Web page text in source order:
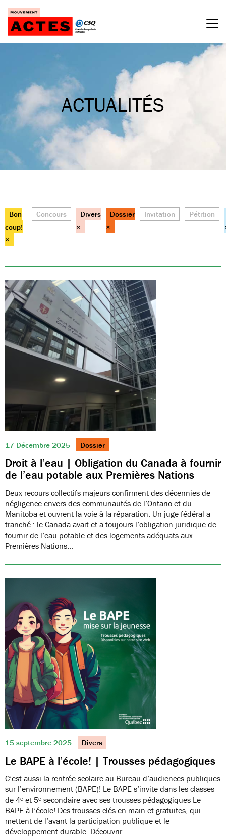
Passer
contenu
ACTUALITÉS
17 Décembre 2025 Dossier
Droit à l’eau | Obligation du Canada à fournir
de l’eau potable aux Premières Nations
Deux recours collectifs majeurs confirment des décennies de
négligence envers des communautés de l’Ontario et du
Manitoba et ouvrent la voie à la réparation. Un juge fédéral a
tranché : le Canada avait et a toujours l’obligation juridique de
fournir de l’eau potable et des logements adéquats aux
Premières Nations…
15 septembre 2025 Divers
Le BAPE à l’école! | Trousses pédagogiques
C’est aussi la rentrée scolaire au Bureau d’audiences publiques
sur l’environnement (BAPE)! Le BAPE s’invite dans les classes
de 4ᵉ et 5ᵉ secondaire avec ses trousses pédagogiques Le
BAPE à l’école! Des trousses clés en main et gratuites, qui
mettent de l’avant la participation publique et le
développement durable. Découvrir…
Bon
coup!
×
Concours
Divers
×
Dossier
×
Invitation
Pétition